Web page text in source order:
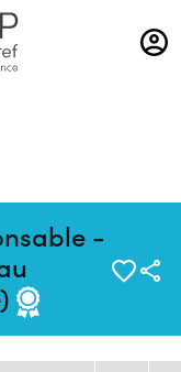
-
: ADONIS-ROSE
IESCA